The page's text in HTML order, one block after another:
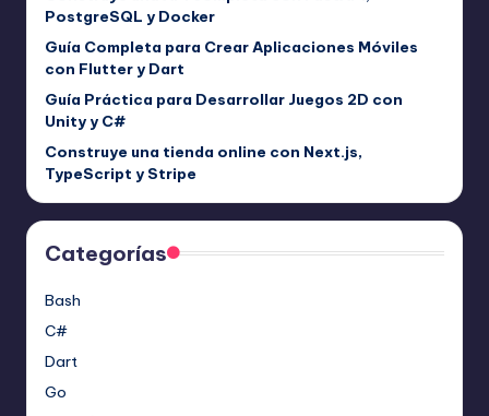
PostgreSQL y Docker
Guía Completa para Crear Aplicaciones Móviles
con Flutter y Dart
Guía Práctica para Desarrollar Juegos 2D con
Unity y C#
Construye una tienda online con Next.js,
TypeScript y Stripe
Categorías
Bash
C#
Dart
Go